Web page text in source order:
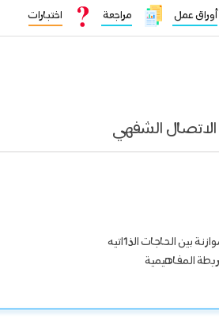
أوراق عمل مراجعة اختبارات
الاتصال الشفهي
الحاجات الذ1اتيه
المفاهيمية